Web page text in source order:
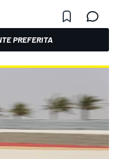
PREFERITA